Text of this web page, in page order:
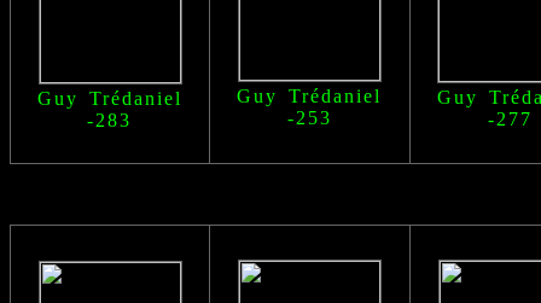
Guy Trédaniel
-283
Guy Trédaniel
-253
Guy
-277